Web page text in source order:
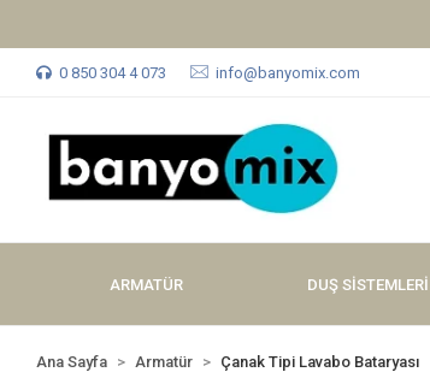
0 850 304 4 073 info@banyomix.com
ARMATÜR DUŞ SİSTEMLERİ
Ana Sayfa Armatür Çanak Tipi Lavabo Bataryası